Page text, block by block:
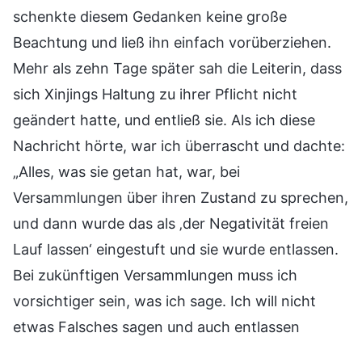
schenkte diesem Gedanken keine große
Beachtung und ließ ihn einfach vorüberziehen.
Mehr als zehn Tage später sah die Leiterin, dass
sich Xinjings Haltung zu ihrer Pflicht nicht
geändert hatte, und entließ sie. Als ich diese
Nachricht hörte, war ich überrascht und dachte:
„Alles, was sie getan hat, war, bei
Versammlungen über ihren Zustand zu sprechen,
und dann wurde das als ‚der Negativität freien
Lauf lassen‘ eingestuft und sie wurde entlassen.
Bei zukünftigen Versammlungen muss ich
vorsichtiger sein, was ich sage. Ich will nicht
etwas Falsches sagen und auch entlassen